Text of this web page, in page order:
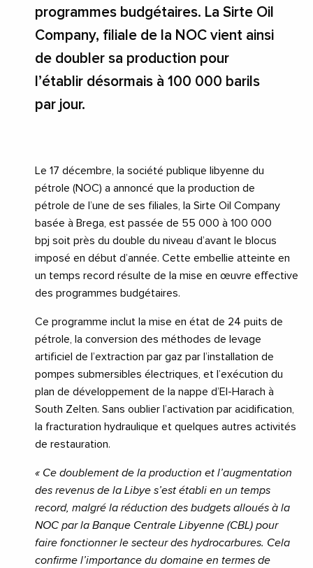
programmes budgétaires. La Sirte Oil
Company, filiale de la NOC vient ainsi
de doubler sa production pour
l’établir désormais à 100 000 barils
par jour.
Le 17 décembre, la société publique libyenne du
pétrole (NOC) a annoncé que la production de
pétrole de l’une de ses filiales, la Sirte Oil Company
basée à Brega, est passée de 55 000 à 100 000
bpj soit près du double du niveau d’avant le blocus
imposé en début d’année. Cette embellie atteinte en
un temps record résulte de la mise en œuvre effective
des programmes budgétaires.
Ce programme inclut la mise en état de 24 puits de
pétrole, la conversion des méthodes de levage
artificiel de l’extraction par gaz par l’installation de
pompes submersibles électriques, et l’exécution du
plan de développement de la nappe d’El-Harach à
South Zelten. Sans oublier l’activation par acidification,
la fracturation hydraulique et quelques autres activités
de restauration.
« Ce doublement de la production et l’augmentation
des revenus de la Libye s’est établi en un temps
record, malgré la réduction des budgets alloués à la
NOC par la Banque Centrale Libyenne (CBL) pour
faire fonctionner le secteur des hydrocarbures. Cela
confirme l’importance du domaine en termes de